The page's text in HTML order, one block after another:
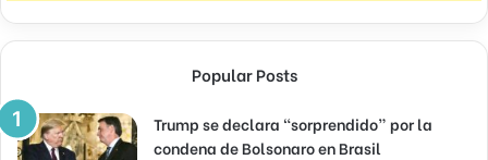
Popular Posts
Trump se declara “sorprendido” por la
condena de Bolsonaro en Brasil